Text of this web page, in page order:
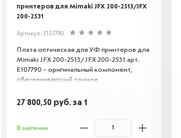
принтеров для Mimaki JFX 200-2513/JFX
200-2531
Артикул: E107790
Плата оптическая для УФ принтеров для
Mimaki JFX 200-2513/JFX 200-2531 арт.
E107790 – оригинальный компонент,
обеспечивающий точное
печатающей головки. Предназначена для
принтеров указанных моделей.
27 800,50 руб.за 1
В наличии